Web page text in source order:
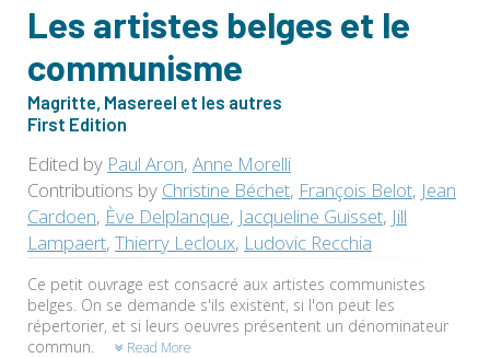
Les artistes belges et le
communisme
Magritte, Masereel et les autres
First Edition
Edited by Paul Aron, Anne Morelli
Contributions by Christine Béchet, François Belot, Jean
Cardoen, Ève Delplanque, Jacqueline Guisset, Jill
Lampaert, Thierry Lecloux, Ludovic Recchia
Ce petit ouvrage est consacré aux artistes communistes
belges. On se demande s'ils existent, si l'on peut les
répertorier, et si leurs oeuvres présentent un dénominateur
commun.
Read More